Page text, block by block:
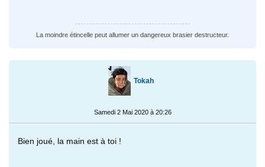
La moindre étincelle peut allumer un dangereux brasier destructeur.
Tokah
Samedi 2 Mai 2020 à 20:26
Bien joué, la main est à toi !